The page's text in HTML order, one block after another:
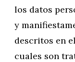
los datos
y
descritos en
cuales son